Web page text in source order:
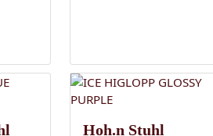
Hoh.n Stuhl